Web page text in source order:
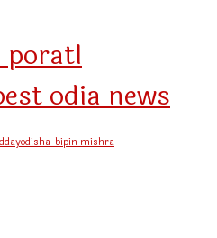
poratl
odia news
bipin mishra